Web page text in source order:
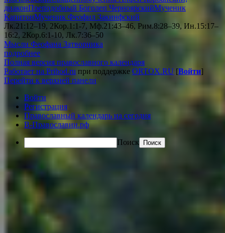
диаконПреподобный Боголеп ЧерноярскийМученик
КапитонМученик Феофил Закинфский
Лк.21:12–19, 2Кор.1:1-7, Мф.21:43–46, Рим.8:28–39, Ин.15:17–
16:2, 2Кор.6:1-10, Лк.7:36–50
Мысли Феофана Затворника
подробнее
Полная версия православного календаря
Работает на Prihod.ru при поддержке ORTOX.RU [Войти]
Перейти к верхней панели
Войти
Регистрация
Православный календарь на сегодня
В-Православии.рф
Поиск